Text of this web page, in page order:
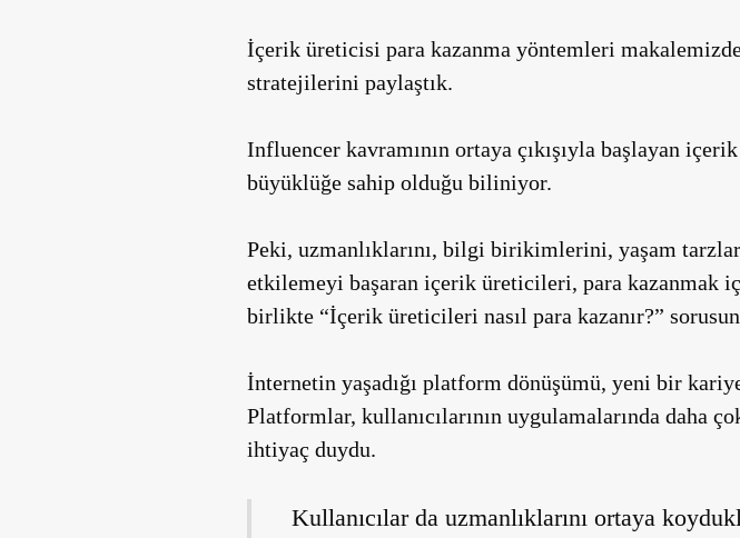
İçerik üreticisi para kazanma yöntemleri
stratejilerini paylaştık.
Influencer kavramının ortaya çıkışıyla başlayan
büyüklüğe sahip olduğu biliniyor.
Peki, uzmanlıklarını, bilgi birikimlerini, yaşam
etkilemeyi başaran içerik üreticileri, para kazanmak
birlikte “İçerik üreticileri nasıl para kazanır?”
İnternetin yaşadığı platform dönüşümü, yeni bir
Platformlar, kullanıcılarının uygulamalarında
ihtiyaç duydu.
Kullanıcılar da uzmanlıklarını ortaya